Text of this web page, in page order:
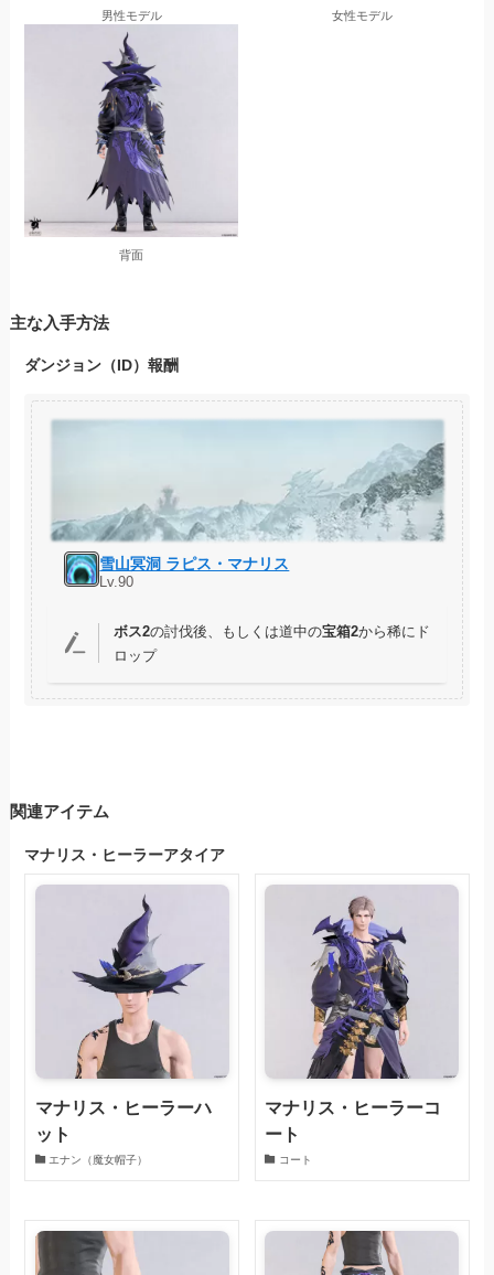
男性モデル 女性モデル
背面
主な入手方法
ダンジョン（ID）報酬
雪山冥洞 ラピス・マナリス
Lv.90
ボス2の討伐後、もしくは道中の宝箱2から稀にド
ロップ
関連アイテム
マナリス・ヒーラーアタイア
マナリス・ヒーラーハ
ット
エナン（魔女帽子）
マナリス・ヒーラーコ
ート
コート